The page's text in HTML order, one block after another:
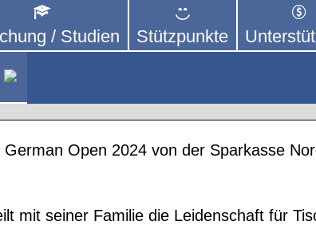
V.
und Einzelpersonen, der sich – mit dem
und deren Angehörige kümmert.
/ Studien Stützpunkte
Engagement für PPP
Open 2024 von der Sparkasse
mit seiner Familie die Leidenschaft für